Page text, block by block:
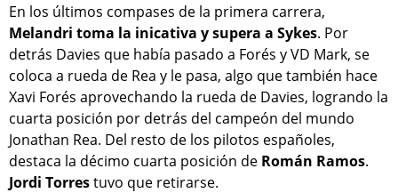
En los últimos compases de la primera carrera,
Melandri toma la inicativa y supera a Sykes. Por
detrás Davies que había pasado a Forés y VD Mark, se
coloca a rueda de Rea y le pasa, algo que también hace
Xavi Forés aprovechando la rueda de Davies, logrando la
cuarta posición por detrás del campeón del mundo
Jonathan Rea. Del resto de los pilotos españoles,
destaca la décimo cuarta posición de Román Ramos.
Jordi Torrestuvo que retirarse.